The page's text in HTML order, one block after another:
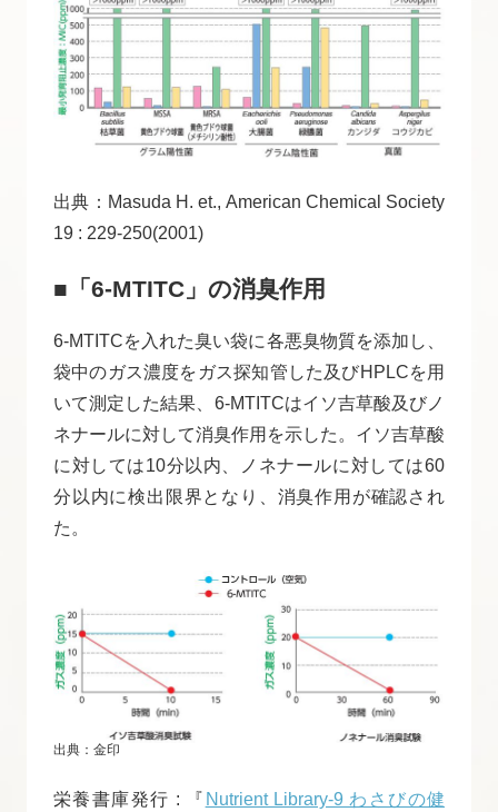
出典：Masuda H. et., American Chemical Society
19 : 229-250(2001)
■「6-MTITC」の消臭作用
6-MTITCを入れた臭い袋に各悪臭物質を添加し、
袋中のガス濃度をガス探知管した及びHPLCを用
いて測定した結果、6-MTITCはイソ吉草酸及びノ
ネナールに対して消臭作用を示した。イソ吉草酸
に対しては10分以内、ノネナールに対しては60
分以内に検出限界となり、消臭作用が確認され
た。
出典：金印
栄養書庫発行 : 『 Nutrient Library-9 わさびの健